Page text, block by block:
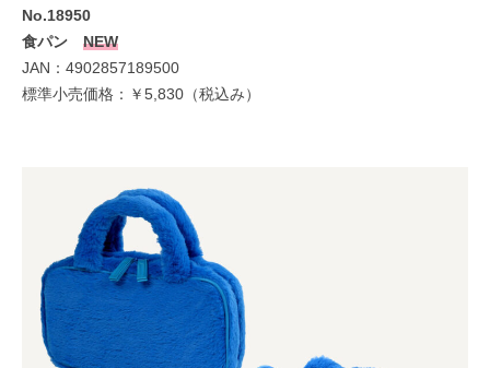
No.18950
食パン
NEW
JAN：4902857189500
標準小売価格：￥5,830（税込み）